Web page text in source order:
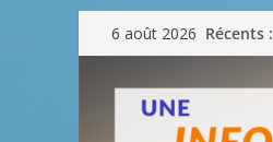
Passer
au
contenu
6 août 2026 Récents :